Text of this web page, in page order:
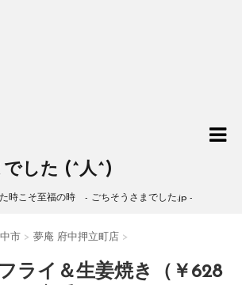
した (^人^)
時こそ至福の時 - ごちそうさまでした.jp -
市 > 夢庵 府中押立町店 >
ライ＆生姜焼き（￥628